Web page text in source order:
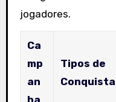
jogadores.
Ca
mp
an
ha
Tipos de